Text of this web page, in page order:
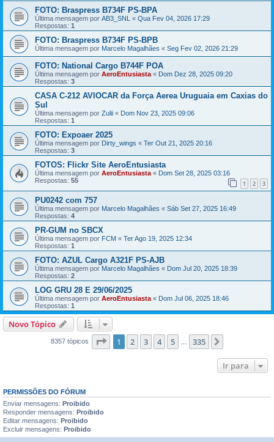
FOTO: Braspress B734F PS-BPA
Última mensagem por AB3_SNL « Qua Fev 04, 2026 17:29
Respostas: 1
FOTO: Braspress B734F PS-BPB
Última mensagem por Marcelo Magalhães « Seg Fev 02, 2026 21:29
FOTO: National Cargo B744F POA
Última mensagem por AeroEntusiasta « Dom Dez 28, 2025 09:20
Respostas: 3
CASA C-212 AVIOCAR da Força Aerea Uruguaia em Caxias do
Sul
Última mensagem por Zulii « Dom Nov 23, 2025 09:06
Respostas: 1
FOTO: Expoaer 2025
Última mensagem por Dirty_wings « Ter Out 21, 2025 20:16
Respostas: 3
FOTOS: Flickr Site AeroEntusiasta
Última mensagem por AeroEntusiasta « Dom Set 28, 2025 03:16
Respostas: 55 1 2 3
PU0242 com 757
Última mensagem por Marcelo Magalhães « Sáb Set 27, 2025 16:49
Respostas: 4
PR-GUM no SBCX
Última mensagem por FCM « Ter Ago 19, 2025 12:34
Respostas: 1
FOTO: AZUL Cargo A321F PS-AJB
Última mensagem por Marcelo Magalhães « Dom Jul 20, 2025 18:39
Respostas: 2
LOG GRU 28 E 29/06/2025
Última mensagem por AeroEntusiasta « Dom Jul 06, 2025 18:46
Respostas: 1
Novo Tópico
8357 tópicos Página de 335
1 2 3 4 5 335
Ir para
PERMISSÕES DO FÓRUM
Enviar mensagens: Proibido
Responder mensagens: Proibido
Editar mensagens: Proibido
Excluir mensagens: Proibido